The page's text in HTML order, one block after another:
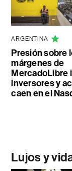
ARGENTINA
Presión sobre
márgenes de
MercadoLibre
inversores y
caen en el
Lujos y